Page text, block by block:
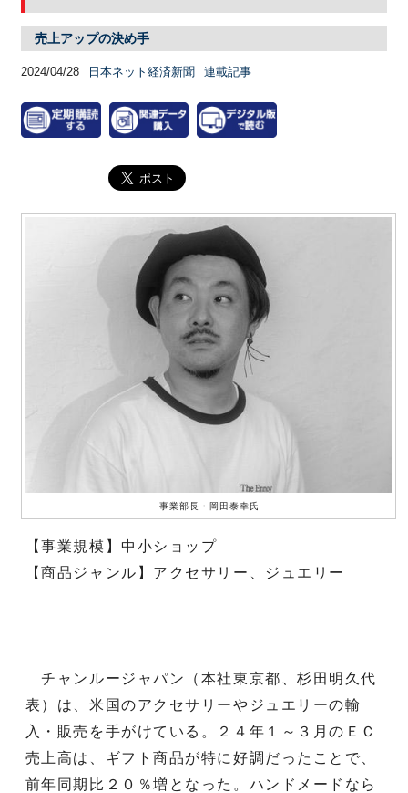
売上アップの決め手
2024/04/28 日本ネット経済新聞 連載記事
事業部長・岡田泰幸氏
【事業規模】中小ショップ
【商品ジャンル】アクセサリー、ジュエリー
チャンルージャパン（本社東京都、杉田明久代
表）は、米国のアクセサリーやジュエリーの輸
入・販売を手がけている。２４年１～３月のＥＣ
売上高は、ギフト商品が特に好調だったことで、
前年同期比２０％増となった。ハンドメードなら